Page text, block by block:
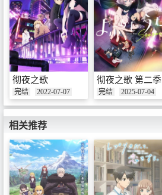
彻夜之歌
完结 2022-07-07
彻夜之歌 第二季
完结 2025-07-04
相关推荐